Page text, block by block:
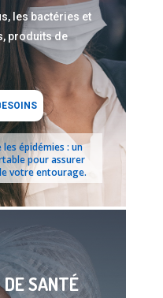
les bactéries et
produits de
épidémies : un
pour assurer
votre entourage.
DE SANTÉ